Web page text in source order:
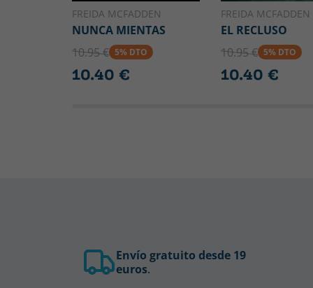
FREIDA MCFADDEN
NUNCA MIENTAS
10.95 € 5% DTO
10.40 €
FREIDA MCFADDEN
EL RECLUSO
10.95 € 5% DTO
10.40 €
Envío gratuito desde 19
euros.